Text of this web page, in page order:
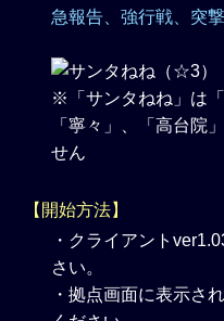
急報告、強行戦、突
※「サンタねね」は
「寧々」、「高台院
せん
【開始方法】
・クライアント
さい。
・拠点画面に表示さ